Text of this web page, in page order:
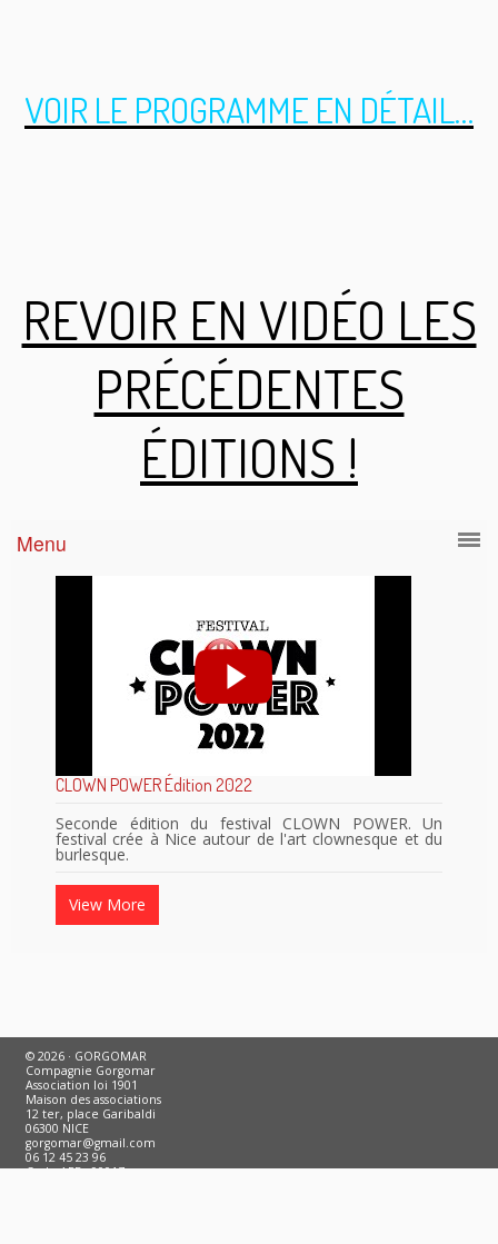
VOIR LE PROGRAMME EN DÉTAIL…
REVOIR EN VIDÉO LES
PRÉCÉDENTES
ÉDITIONS !
CLOWN POWER Édition 2021
Première édition du festival CLOWN POWER. Un
festival crée à Nice autour de l'art clownesque et du
burlesque.
View More
© 2026 · GORGOMAR
Compagnie Gorgomar
Association loi 1901
Maison des associations
12 ter, place Garibaldi
06300 NICE
gorgomar@gmail.com
06 12 45 23 96
Code APE : 9001Z